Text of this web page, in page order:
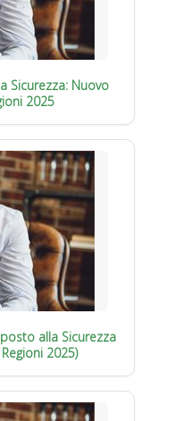
Sicurezza: Nuovo
2025
alla Sicurezza
2025)